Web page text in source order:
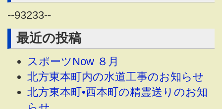
--93233--
最近の投稿
スポーツNow ８月
北方東本町内の水道工事のお知らせ
北方東本町•西本町の精霊送りのお知